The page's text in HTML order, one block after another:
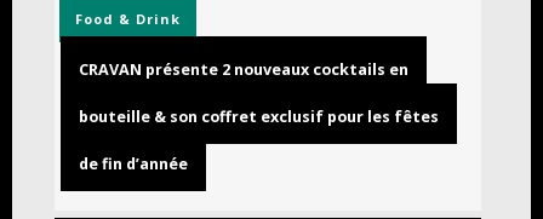
Food & Drink
CRAVAN présente 2 nouveaux cocktails en
bouteille & son coffret exclusif pour les fêtes
de fin d’année